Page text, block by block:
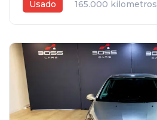
Usado 165.000 kilometros